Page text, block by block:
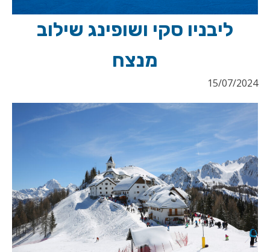
ליבניו סקי ושופינג שילוב
מנצח
15/07/2024